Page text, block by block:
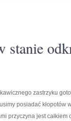
stanie
zastrzyku
posiadać kłopotów
przyczyna jest całkiem